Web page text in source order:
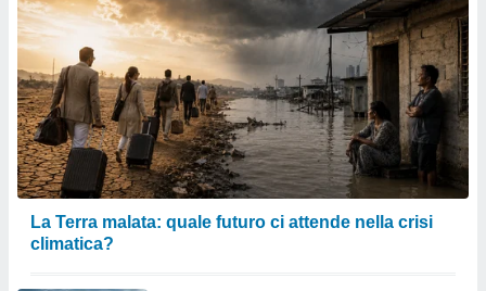
La Terra malata: quale futuro ci attende nella crisi
climatica?